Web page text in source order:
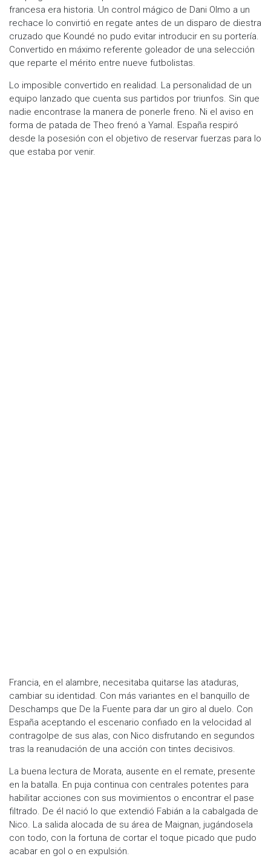
francesa era historia. Un control mágico de Dani Olmo a un
rechace lo convirtió en regate antes de un disparo de diestra
cruzado que Koundé no pudo evitar introducir en su portería.
Convertido en máximo referente goleador de una selección
que reparte el mérito entre nueve futbolistas.
Lo imposible convertido en realidad. La personalidad de un
equipo lanzado que cuenta sus partidos por triunfos. Sin que
nadie encontrase la manera de ponerle freno. Ni el aviso en
forma de patada de Theo frenó a Yamal. España respiró
desde la posesión con el objetivo de reservar fuerzas para lo
que estaba por venir.
Francia, en el alambre, necesitaba quitarse las ataduras,
cambiar su identidad. Con más variantes en el banquillo de
Deschamps que De la Fuente para dar un giro al duelo. Con
España aceptando el escenario confiado en la velocidad al
contragolpe de sus alas, con Nico disfrutando en segundos
tras la reanudación de una acción con tintes decisivos.
La buena lectura de Morata, ausente en el remate, presente
en la batalla. En puja continua con centrales potentes para
habilitar acciones con sus movimientos o encontrar el pase
filtrado. De él nació lo que extendió Fabián a la cabalgada de
Nico. La salida alocada de su área de Maignan, jugándosela
con todo, con la fortuna de cortar el toque picado que pudo
acabar en gol o en expulsión.